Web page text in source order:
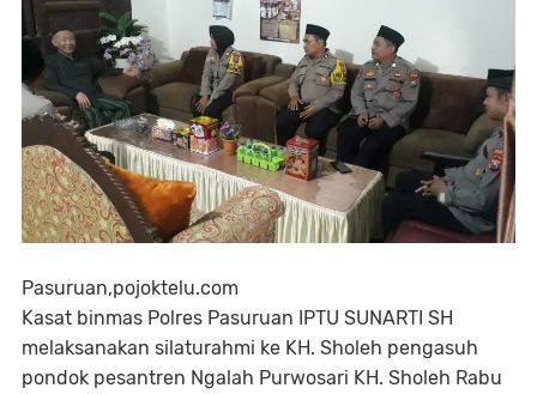
Pasuruan,pojoktelu.com
Kasat binmas Polres Pasuruan IPTU SUNARTI SH
melaksanakan silaturahmi ke KH. Sholeh pengasuh
pondok pesantren Ngalah Purwosari KH. Sholeh Rabu